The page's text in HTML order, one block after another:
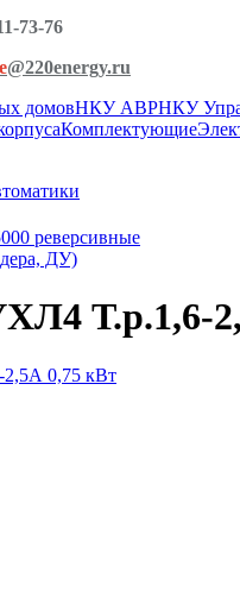
76
@220energy.ru
домовНКУ АВРНКУ
Комплектующие
реверсивные
ДУ)
Т.р.1,6-